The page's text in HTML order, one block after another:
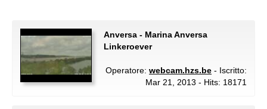
Anversa - Marina Anversa
Linkeroever
Operatore: webcam.hzs.be - Iscritto:
Mar 21, 2013 - Hits: 18171